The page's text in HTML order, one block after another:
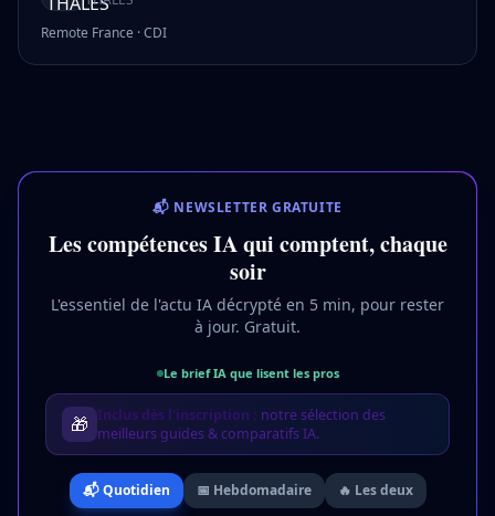
Remote France ·CDI
📬 NEWSLETTER GRATUITE
Les compétences IA qui comptent, chaque
soir
L'essentiel de l'actu IA décrypté en 5 min, pour rester
à jour. Gratuit.
Le brief IA que lisent les pros
🎁 Inclus dès l'inscription : notre sélection des
meilleurs guides & comparatifs IA.
📬 Quotidien 📅 Hebdomadaire 🔥 Les deux